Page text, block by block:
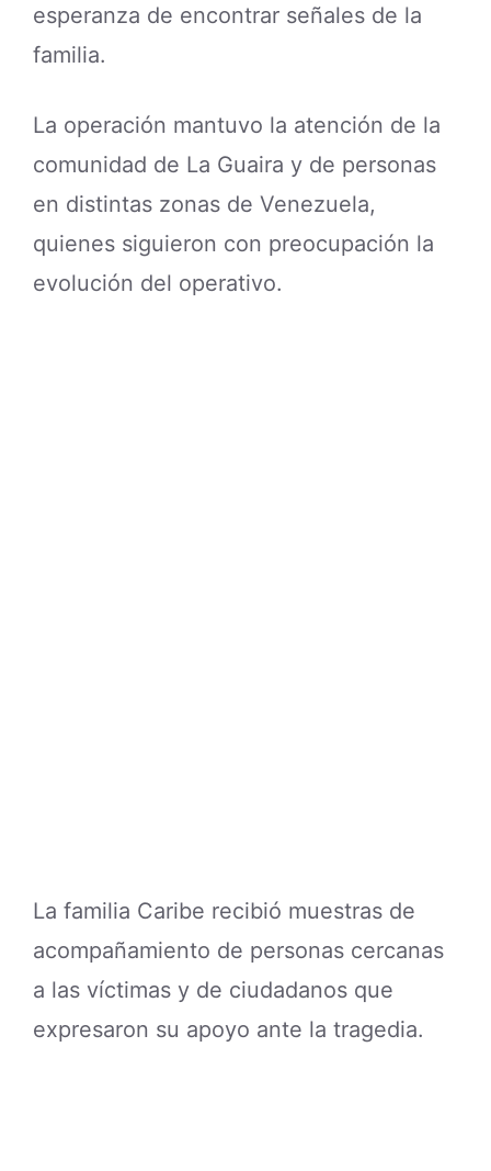
esperanza de encontrar señales de la
familia.
La operación mantuvo la atención de la
comunidad de La Guaira y de personas
en distintas zonas de Venezuela,
quienes siguieron con preocupación la
evolución del operativo.
La familia Caribe recibió muestras de
acompañamiento de personas cercanas
a las víctimas y de ciudadanos que
expresaron su apoyo ante la tragedia.